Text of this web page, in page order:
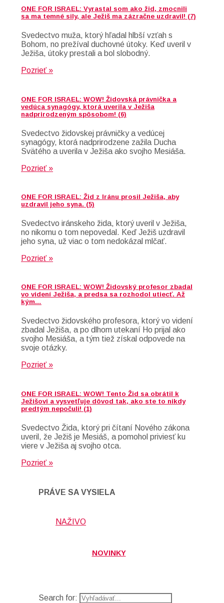
ONE FOR ISRAEL: Vyrastal som ako žid, zmocnili
sa ma temné sily, ale Ježiš ma zázračne uzdravil! (7)
Svedectvo muža, ktorý hľadal hlbší vzťah s
Bohom, no prežíval duchovné útoky. Keď uveril v
Ježiša, útoky prestali a bol slobodný.
Pozrieť »
ONE FOR ISRAEL: WOW! Židovská právnička a
vedúca synagógy, ktorá uverila v Ježiša
nadprirodzeným spôsobom! (6)
Svedectvo židovskej právničky a vedúcej
synagógy, ktorá nadprirodzene zažila Ducha
Svätého a uverila v Ježiša ako svojho Mesiáša.
Pozrieť »
ONE FOR ISRAEL: Žid z Iránu prosil Ježiša, aby
uzdravil jeho syna. (5)
Svedectvo iránskeho žida, ktorý uveril v Ježiša,
no nikomu o tom nepovedal. Keď Ježiš uzdravil
jeho syna, už viac o tom nedokázal mlčať.
Pozrieť »
ONE FOR ISRAEL: WOW! Židovský profesor zbadal
vo videní Ježiša, a predsa sa rozhodol utiecť. Až
kým…
Svedectvo židovského profesora, ktorý vo videní
zbadal Ježiša, a po dlhom utekaní Ho prijal ako
svojho Mesiáša, a tým tiež získal odpovede na
svoje otázky.
Pozrieť »
ONE FOR ISRAEL: WOW! Tento Žid sa obrátil k
Ježišovi a vysvetľuje dôvod tak, ako ste to nikdy
predtým nepočuli! (1)
Svedectvo Žida, ktorý pri čítaní Nového zákona
uveril, že Ježiš je Mesiáš, a pomohol priviesť ku
viere v Ježiša aj svojho otca.
Pozrieť »
PRÁVE SA VYSIELA
NAŽIVO
NOVINKY
Search for: